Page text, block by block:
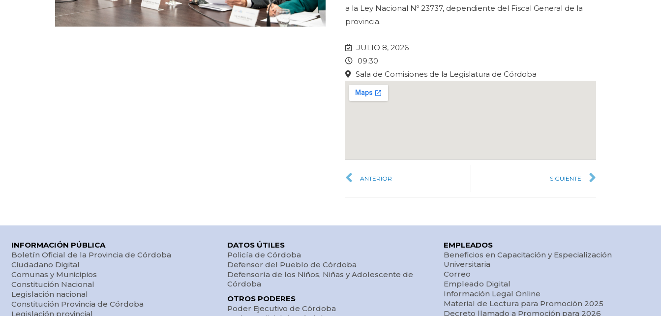
a la Ley Nacional Nº 23737, dependiente del Fiscal General de la
provincia.
JULIO 8, 2026
09:30
Sala de Comisiones de la Legislatura de Córdoba
ANTERIOR SIGUIENTE
INFORMACIÓN PÚBLICA
Boletín Oficial de la Provincia de Córdoba
Ciudadano Digital
Comunas y Municipios
Constitución Nacional
Legislación nacional
Constitución Provincia de Córdoba
Legislación provincial
DATOS ÚTILES
Policía de Córdoba
Defensor del Pueblo de Córdoba
Defensoría de los Niños, Niñas y Adolescente de
Córdoba
OTROS PODERES
Poder Ejecutivo de Córdoba
EMPLEADOS
Beneficios en Capacitación y Especialización
Universitaria
Correo
Empleado Digital
Información Legal Online
Material de Lectura para Promoción 2025
Decreto llamado a Promoción para 2026